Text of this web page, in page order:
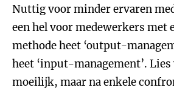
Nuttig voor minder ervaren
een hel voor medewerkers met
methode heet ‘output-
heet ‘input-management’. Lies
moeilijk, maar na enkele